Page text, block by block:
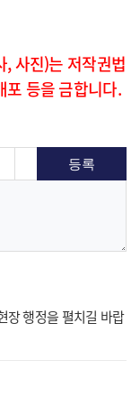
사진)는 저작권법
포 등을 금합니다.
장 행정을 펼치길 바랍